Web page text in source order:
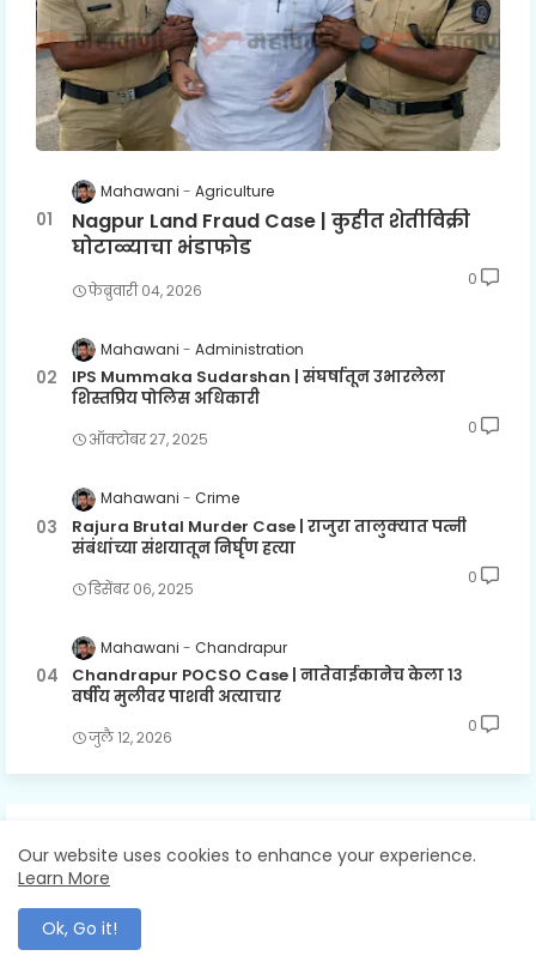
Mahawani Agriculture
Nagpur Land Fraud Case | कुहीत शेतीविक्री
घोटाळ्याचा भंडाफोड
फेब्रुवारी ०४, २०२६
0
Mahawani Administration
IPS Mummaka Sudarshan | संघर्षातून उभारलेला
शिस्तप्रिय पोलिस अधिकारी
ऑक्टोबर २७, २०२५
0
Mahawani Crime
Rajura Brutal Murder Case | राजुरा तालुक्यात पत्नी
संबंधांच्या संशयातून निर्घृण हत्या
डिसेंबर ०६, २०२५
0
Mahawani Chandrapur
Chandrapur POCSO Case | नातेवाईकानेच केला १३
वर्षीय मुलीवर पाशवी अत्याचार
जुलै १२, २०२६
0
Ghughus
Our website uses cookies to enhance your experience.
Learn More
Ok, Go it!